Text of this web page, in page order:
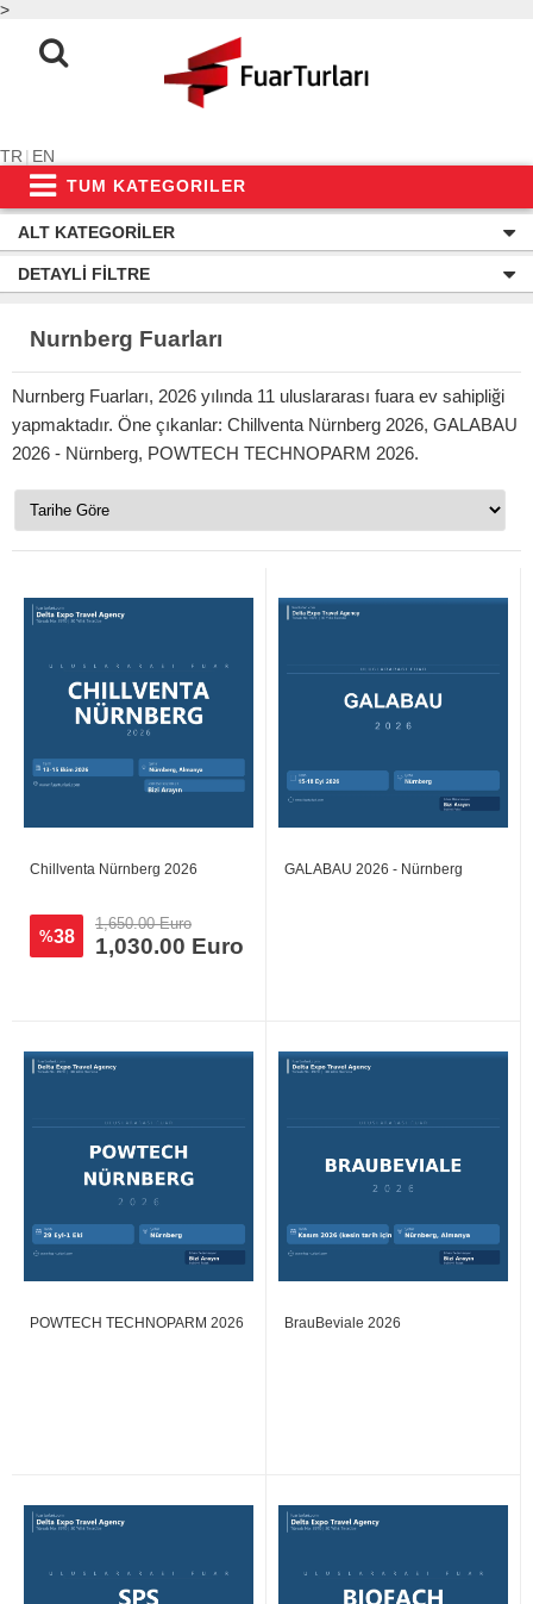
>
TR | EN
TUM KATEGORILER
ALT KATEGORILER
DETAYLI FILTRE
Nurnberg Fuarları
Nurnberg Fuarları, 2026 yılında 11 uluslararası fuara ev sahipliği
yapmaktadır. Öne çıkanlar: Chillventa Nürnberg 2026, GALABAU
2026 - Nürnberg, POWTECH TECHNOPARM 2026.
Chillventa Nürnberg 2026
%38
1,650.00 Euro
1,030.00 Euro
GALABAU 2026 - Nürnberg
POWTECH TECHNOPARM 2026 BrauBeviale 2026